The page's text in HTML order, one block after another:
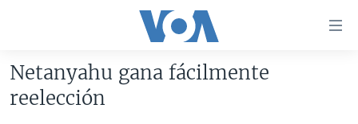
accesibilidad
AMÉRICA DEL NORTE
Netanyahu gana fácilmente
reelección